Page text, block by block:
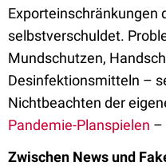
Exporteinschränkungen
selbstverschuldet.
Mundschutzen,
Desinfektionsmitteln –
Nichtbeachten der
Pandemie-Planspielen –
Zwischen News und